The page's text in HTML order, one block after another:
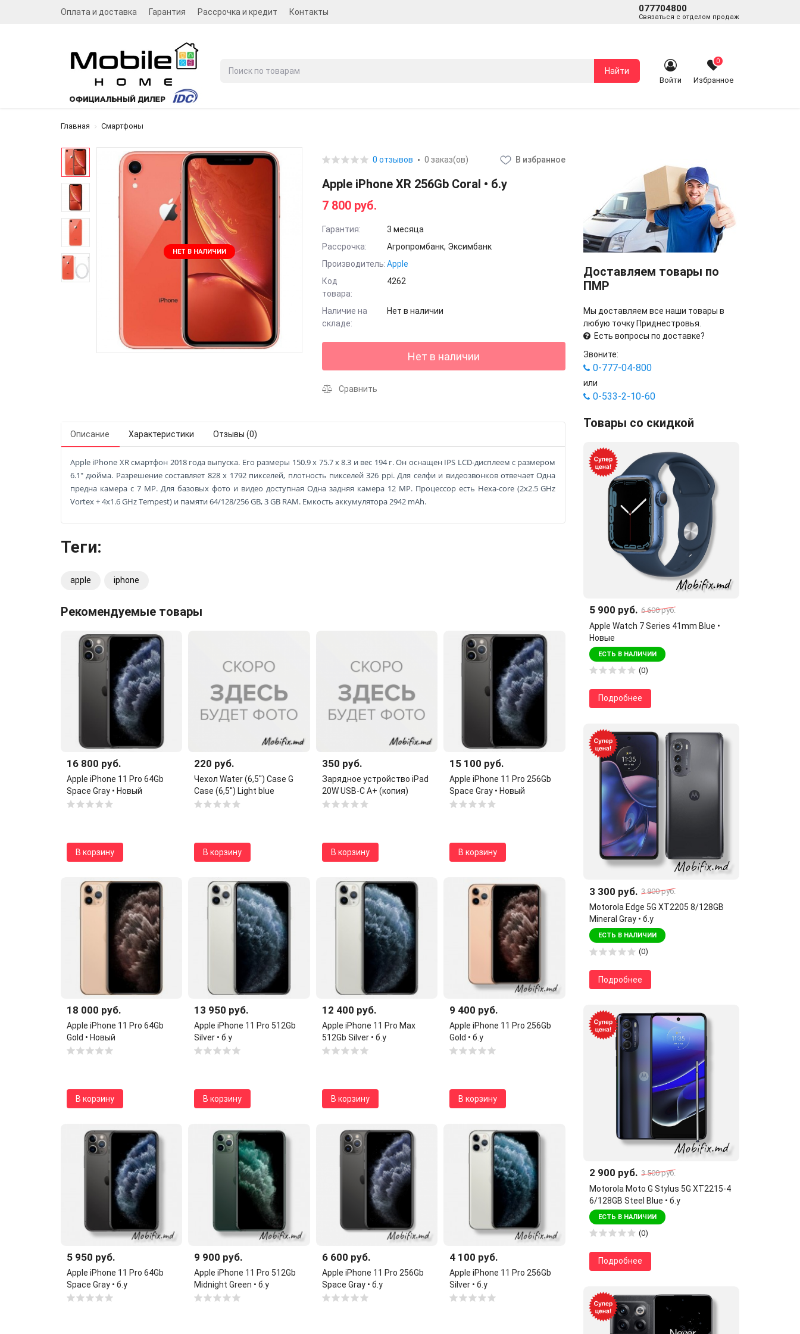
Оплата и доставка Гарантия Рассрочка и кредит Контакты 077704800
Связаться с отделом продаж
Найти
Войти
0
Избранное
Главная Смартфоны
НЕТ В НАЛИЧИИ
0 отзывов 0 заказ(ов) В избранное
Apple iPhone XR 256Gb Coral • б.у
7 800 руб.
Гарантия:
3 месяца
Рассрочка:
Агропромбанк, Эксимбанк
Производитель: Apple
Код
товара:
4262
Наличие на
складе:
Нет в наличии
Нет в наличии
Сравнить
Описание Характеристики Отзывы (0)
Apple iPhone XR смартфон 2018 года выпуска. Его размеры 150.9 x 75.7 x 8.3 и вес 194 г. Он оснащен IPS LCD-дисплеем с размером
6.1" дюйма. Разрешение составляет 828 x 1792 пикселей, плотность пикселей 326 ppi. Для селфи и видеозвонков отвечает Одна
предна камера с 7 MP. Для базовых фото и видео доступная Одна задняя камера 12 MP. Процессор есть Hexa-core (2x2.5 GHz
Vortex + 4x1.6 GHz Tempest) и памяти 64/128/256 GB, 3 GB RAM. Емкость аккумулятора 2942 mAh.
Теги:
apple iphone
Рекомендуемые товары
16 800 руб.
Apple iPhone 11 Pro 64Gb
Space Gray • Новый
В корзину
220 руб.
Чехол Water (6,5'') Case G
Case (6,5'') Light blue
В корзину
350 руб.
Зарядное устройство iPad
20W USB-C A+ (копия)
В корзину
15 100 руб.
Apple iPhone 11 Pro 256Gb
Space Gray • Новый
В корзину
18 000 руб.
Apple iPhone 11 Pro 64Gb
Gold • Новый
В корзину
13 950 руб.
Apple iPhone 11 Pro 512Gb
Silver • б.у
В корзину
12 400 руб.
Apple iPhone 11 Pro Max
512Gb Silver • б.у
В корзину
9 400 руб.
Apple iPhone 11 Pro 256Gb
Gold • б.у
В корзину
5 950 руб.
Apple iPhone 11 Pro 64Gb
Space Gray • б.у
9 900 руб.
Apple iPhone 11 Pro 512Gb
Midnight Green • б.у
6 600 руб.
Apple iPhone 11 Pro 256Gb
Space Gray • б.у
4 100 руб.
Apple iPhone 11 Pro 256Gb
Silver • б.у
Доставляем товары по
ПМР
Мы доставляем все наши товары в
любую точку Приднестровья.
Есть вопросы по доставке?
Звоните:
0-777-04-800
или
0-533-2-10-60
Товары со скидкой
5 900 руб. 6 600 руб.
Apple Watch 7 Series 41mm Blue •
Новые
ЕСТЬ В НАЛИЧИИ
(0)
Подробнее
3 300 руб. 3 800 руб.
Motorola Edge 5G XT2205 8/128GB
Mineral Gray • б.у
ЕСТЬ В НАЛИЧИИ
(0)
Подробнее
2 900 руб. 3 500 руб.
Motorola Moto G Stylus 5G XT2215-4
6/128GB Steel Blue • б.у
ЕСТЬ В НАЛИЧИИ
(0)
Подробнее